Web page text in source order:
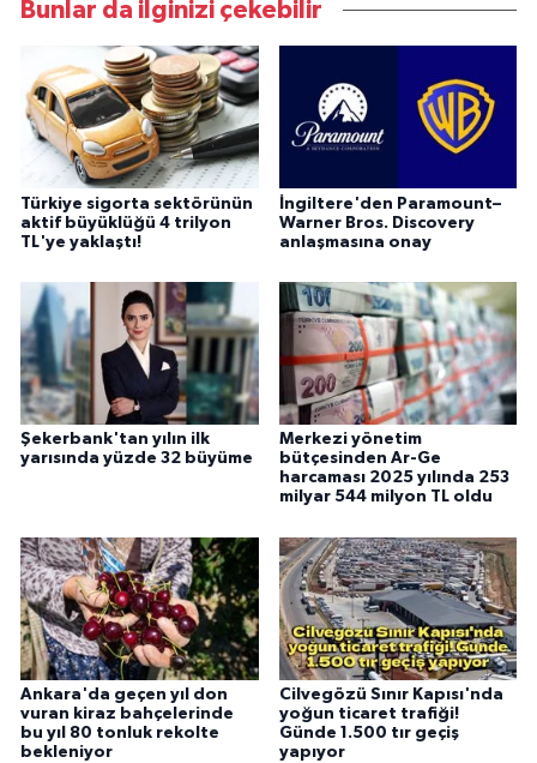
Bunlar da ilginizi çekebilir
Türkiye sigorta sektörünün
aktif büyüklüğü 4 trilyon
TL'ye yaklaştı!
İngiltere'den Paramount–
Warner Bros. Discovery
anlaşmasına onay
Şekerbank'tan yılın ilk
yarısında yüzde 32 büyüme
Merkezi yönetim
bütçesinden Ar-Ge
harcaması 2025 yılında 253
milyar 544 milyon TL oldu
Ankara'da geçen yıl don
vuran kiraz bahçelerinde
bu yıl 80 tonluk rekolte
bekleniyor
Cilvegözü Sınır Kapısı'nda
yoğun ticaret trafiği!
Günde 1.500 tır geçiş
yapıyor